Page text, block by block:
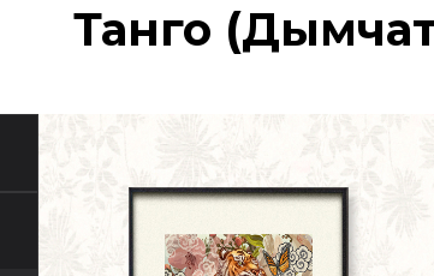
Танго